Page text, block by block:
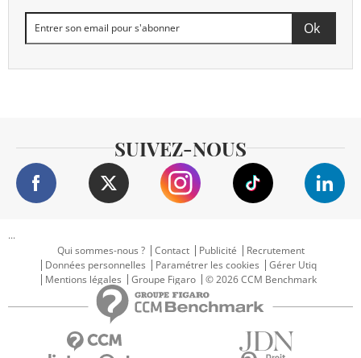
SUIVEZ-NOUS
...
Qui sommes-nous ?
Contact Publicité
Recrutement
Données personnelles
Paramétrer les cookies
Gérer Utiq
Mentions légales
Groupe Figaro © 2026 CCM Benchmark